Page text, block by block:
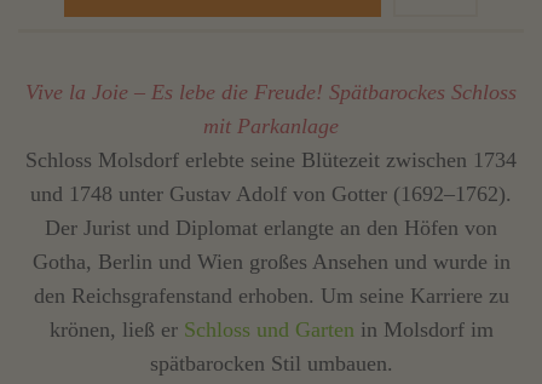
Vive la Joie – Es lebe die Freude! Spätbarockes Schloss
mit Parkanlage
Schloss Molsdorf erlebte seine Blütezeit zwischen 1734
und 1748 unter Gustav Adolf von Gotter (1692–1762).
Der Jurist und Diplomat erlangte an den Höfen von
Gotha, Berlin und Wien großes Ansehen und wurde in
den Reichsgrafenstand erhoben. Um seine Karriere zu
krönen, ließ er Schloss und Garten in Molsdorf im
spätbarocken Stil umbauen.